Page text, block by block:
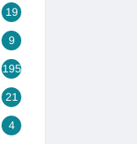
19
9
195
21
4